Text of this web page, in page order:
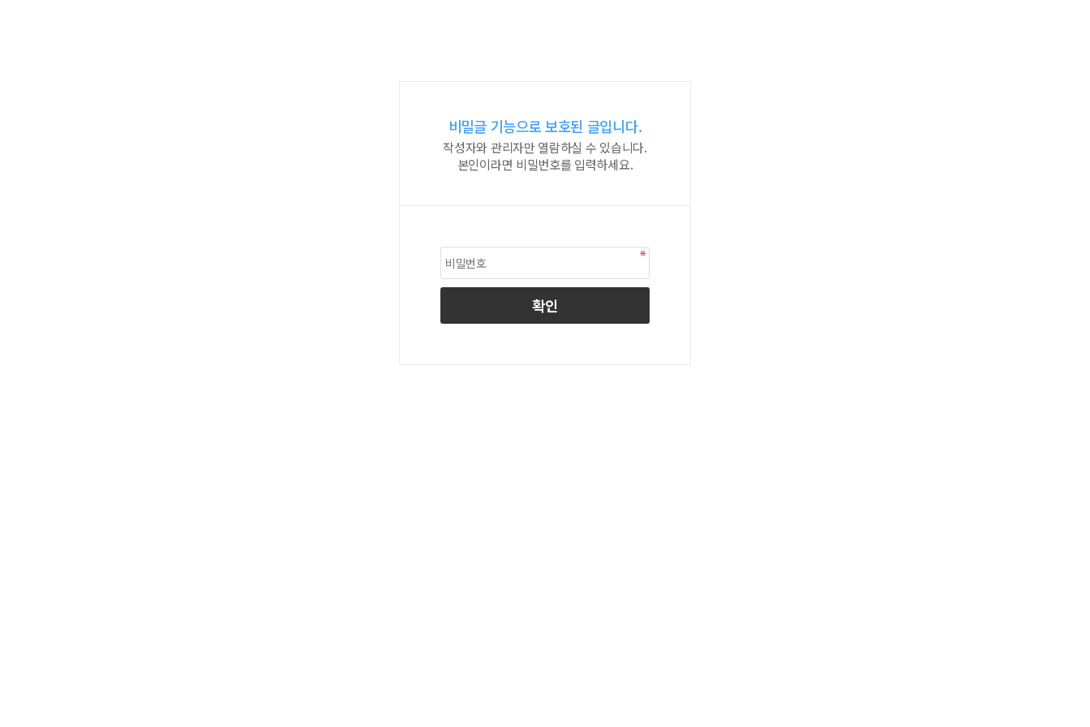
비밀글 기능으로 보호된 글입니다.
작성자와 관리자만 열람하실 수 있습니다.
본인이라면 비밀번호를 입력하세요.